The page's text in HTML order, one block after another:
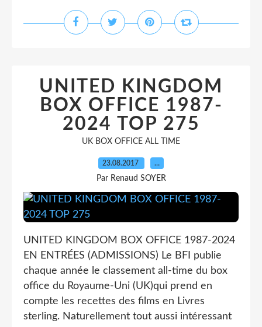
UNITED KINGDOM
BOX OFFICE 1987-
2024 TOP 275
UK BOX OFFICE ALL TIME
23.08.2017 …
Par Renaud SOYER
UNITED KINGDOM BOX OFFICE 1987-2024
EN ENTRÉES (ADMISSIONS) Le BFI publie
chaque année le classement all-time du box
office du Royaume-Uni (UK)qui prend en
compte les recettes des films en Livres
sterling. Naturellement tout aussi intéressant